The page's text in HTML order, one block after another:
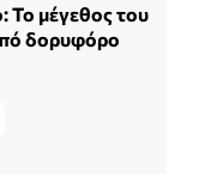
Το μέγεθος του
δορυφόρο